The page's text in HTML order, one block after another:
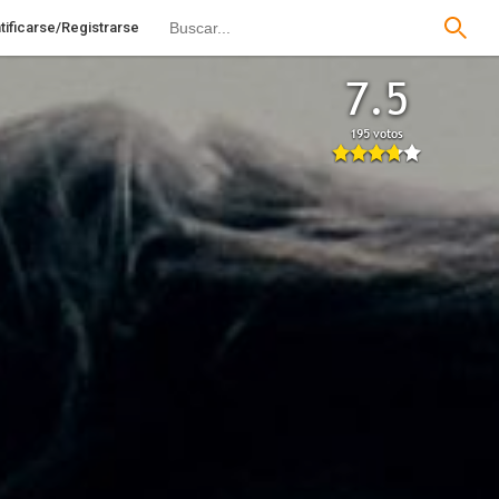
Registrarse
7.5
195 votos